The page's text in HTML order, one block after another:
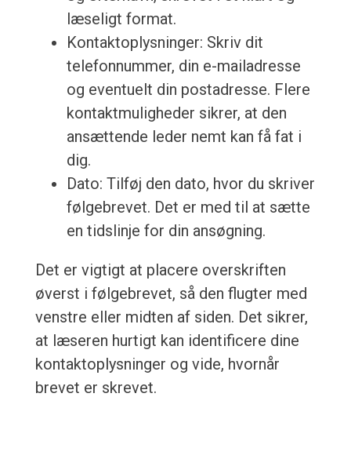
læseligt format.
Kontaktoplysninger: Skriv dit
telefonnummer, din e-mailadresse
og eventuelt din postadresse. Flere
kontaktmuligheder sikrer, at den
ansættende leder nemt kan få fat i
dig.
Dato: Tilføj den dato, hvor du skriver
følgebrevet. Det er med til at sætte
en tidslinje for din ansøgning.
Det er vigtigt at placere overskriften
øverst i følgebrevet, så den flugter med
venstre eller midten af siden. Det sikrer,
at læseren hurtigt kan identificere dine
kontaktoplysninger og vide, hvornår
brevet er skrevet.